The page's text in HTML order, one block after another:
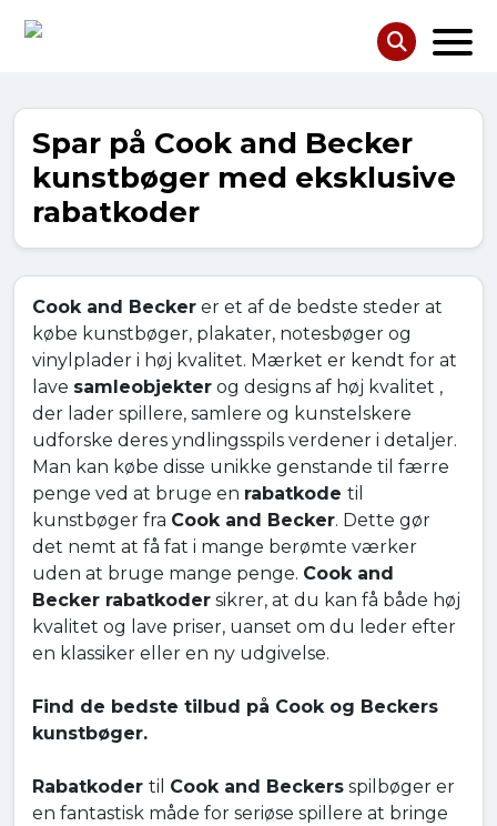
Spar på Cook and Becker
kunstbøger med eksklusive
rabatkoder
Cook and Becker er et af de bedste steder at
købe kunstbøger, plakater, notesbøger og
vinylplader i høj kvalitet. Mærket er kendt for at
lave samleobjekter og designs af høj kvalitet ,
der lader spillere, samlere og kunstelskere
udforske deres yndlingsspils verdener i detaljer.
Man kan købe disse unikke genstande til færre
penge ved at bruge en rabatkode til
kunstbøger fra Cook and Becker. Dette gør
det nemt at få fat i mange berømte værker
uden at bruge mange penge. Cook and
Becker rabatkoder sikrer, at du kan få både høj
kvalitet og lave priser, uanset om du leder efter
en klassiker eller en ny udgivelse.
Find de bedste tilbud på Cook og Beckers
kunstbøger.
Rabatkoder til Cook and Beckers spilbøger er
en fantastisk måde for seriøse spillere at bringe